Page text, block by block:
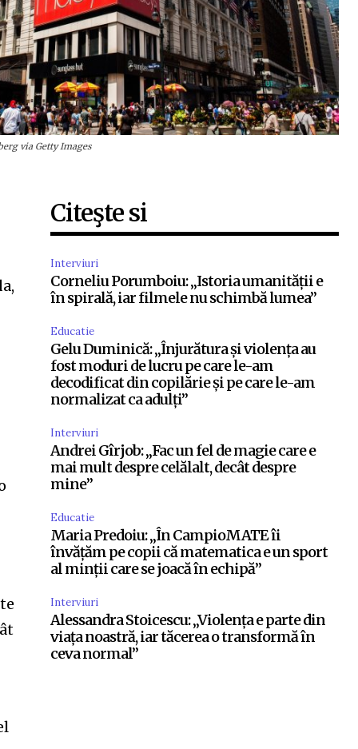
via Getty Images
Citeşte si
Interviuri
Corneliu Porumboiu: „Istoria umanității e
în spirală, iar filmele nu schimbă lumea”
Educatie
Gelu Duminică: „Înjurătura și violența au
fost moduri de lucru pe care le-am
decodificat din copilărie și pe care le-am
normalizat ca adulți”
Interviuri
Andrei Gîrjob: „Fac un fel de magie care e
mai mult despre celălalt, decât despre
mine”
Educatie
Maria Predoiu: „În CampioMATE îi
învățăm pe copii că matematica e un sport
al minții care se joacă în echipă”
Interviuri
Alessandra Stoicescu: „Violența e parte din
viața noastră, iar tăcerea o transformă în
ceva normal”